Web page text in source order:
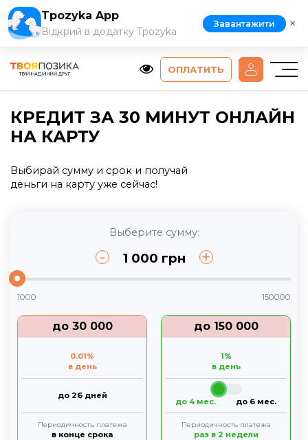
ОПЛАТИТЬ
КРЕДИТ ЗА 30 МИНУТ ОНЛАЙН
НА КАРТУ
Выбирай сумму и срок и получай
деньги на карту уже сейчас!
Выберите сумму:
- 1 000 грн +
1000 150000
до 30 000
0.01%
в день
до 26 дней
Периодичность платежа
в конце срока
до 150 000
1%
в день
до 4 мес. до 6 мес.
Периодичность платежа
раз в 2 недели
Tpozyka App
Відкрий в додатку Tpozyka
Завантажити ×